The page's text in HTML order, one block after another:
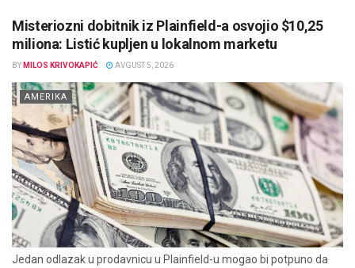
Misteriozni dobitnik iz Plainfield-a osvojio $10,25
miliona: Listić kupljen u lokalnom marketu
BY MILOS KRIVOKAPIĆ AVGUST 5, 2026
AMERIKA
Jedan odlazak u prodavnicu u Plainfield-u mogao bi potpuno da